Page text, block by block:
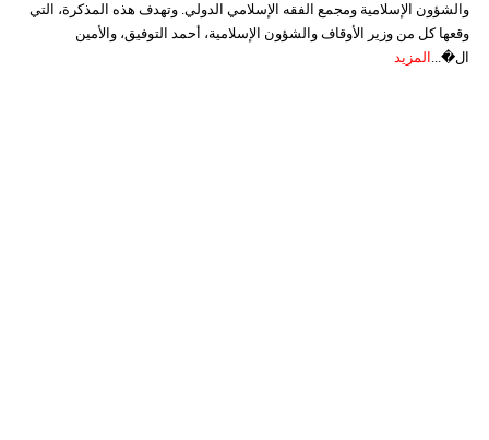
والشؤون الإسلامية ومجمع الفقه الإسلامي الدولي. وتهدف هذه المذكرة، التي
وقعها كل من وزير الأوقاف والشؤون الإسلامية، أحمد التوفيق، والأمين
ال�... المزيد